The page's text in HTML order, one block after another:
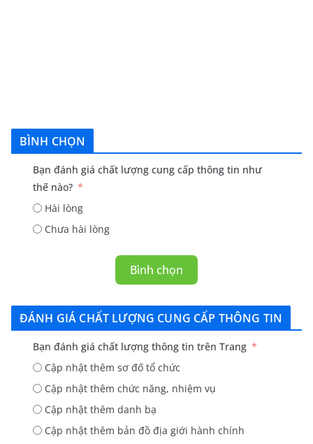
BÌNH CHỌN
Bạn đánh giá chất lượng cung cấp thông tin như
thế nào?
Hài lòng
Chưa hài lòng
Bình chọn
ĐÁNH GIÁ CHẤT LƯỢNG CUNG CẤP THÔNG TIN
Bạn đánh giá chất lượng thông tin trên Trang
Cập nhật thêm sơ đố tổ chức
Cập nhật thêm chức năng, nhiệm vụ
Cập nhật thêm danh bạ
Cập nhật thêm bản đồ địa giới hành chính